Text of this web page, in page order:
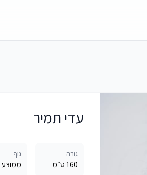
עדי תמיר
גובה
160 ס״מ
גוף
ממוצע